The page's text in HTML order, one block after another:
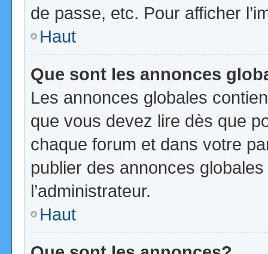
de passe, etc. Pour afficher
Haut
Que sont les annonces
Les annonces globales
que vous devez lire dès que
chaque forum et dans votre
publier des annonces
l’administrateur.
Haut